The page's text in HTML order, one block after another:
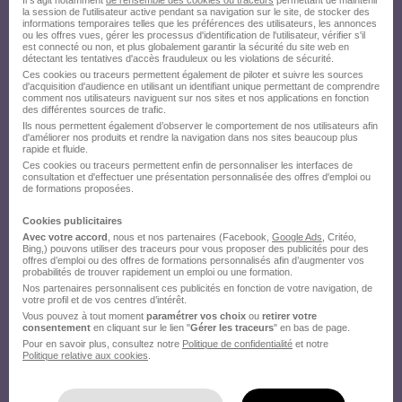
sur le site du recruteur !
la session de l'utilisateur active pendant sa navigation sur le site, de stocker des
informations temporaires telles que les préférences des utilisateurs, les annonces
ou les offres vues, gérer les processus d'identification de l'utilisateur, vérifier s'il
est connecté ou non, et plus globalement garantir la sécurité du site web en
détectant les tentatives d'accès frauduleux ou les violations de sécurité.
Ces cookies ou traceurs permettent également de piloter et suivre les sources
d'acquisition d'audience en utilisant un identifiant unique permettant de comprendre
comment nos utilisateurs naviguent sur nos sites et nos applications en fonction
des différentes sources de trafic.
Ils nous permettent également d’observer le comportement de nos utilisateurs afin
d'améliorer nos produits et rendre la navigation dans nos sites beaucoup plus
rapide et fluide.
Ces cookies ou traceurs permettent enfin de personnaliser les interfaces de
consultation et d'effectuer une présentation personnalisée des offres d'emploi ou
de formations proposées.
Cookies publicitaires
Avec votre accord , nous et nos partenaires (Facebook, Google Ads , Critéo,
Bing,) pouvons utiliser des traceurs pour vous proposer des publicités pour des
offres d’emploi ou des offres de formations personnalisés afin d’augmenter vos
probabilités de trouver rapidement un emploi ou une formation.
Nos partenaires personnalisent ces publicités en fonction de votre navigation, de
votre profil et de vos centres d’intérêt.
Vous pouvez à tout moment paramétrer vos choix ou retirer votre
consentement en cliquant sur le lien "Gérer les traceurs" en bas de page.
Pour en savoir plus, consultez notre Politique de confidentialité et notre
Politique relative aux cookies